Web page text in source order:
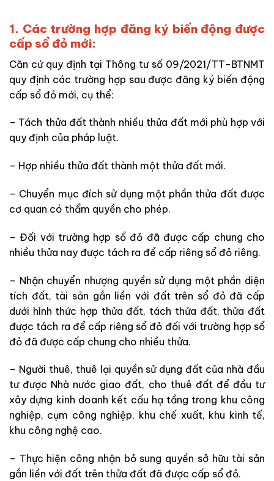
1. Các trường hợp đăng ký biến động được
cấp sổ đỏ mới:
Căn cứ quy định tại Thông tư số 09/2021/TT-BTNMT
quy định các trường hợp sau được đăng ký biến động
cấp sổ đỏ mới, cụ thể:
– Tách thửa đất thành nhiều thửa đất mới phù hợp với
quy định của pháp luật.
– Hợp nhiều thửa đất thành một thửa đất mới.
– Chuyển mục đích sử dụng một phần thửa đất được
cơ quan có thẩm quyền cho phép.
– Đối với trường hợp sổ đỏ đã được cấp chung cho
nhiều thửa nay được tách ra để cấp riêng sổ đỏ riêng.
– Nhận chuyển nhượng quyền sử dụng một phần diện
tích đất, tài sản gắn liền với đất trên sổ đỏ đã cấp
dưới hình thức hợp thửa đất, tách thửa đất, thửa đất
được tách ra để cấp riêng sổ đỏ đối với trường hợp sổ
đỏ đã được cấp chung cho nhiều thửa.
– Người thuê, thuê lại quyền sử dụng đất của nhà đầu
tư được Nhà nước giao đất, cho thuê đất để đầu tư
xây dựng kinh doanh kết cấu hạ tầng trong khu công
nghiệp, cụm công nghiệp, khu chế xuất, khu kinh tế,
khu công nghệ cao.
– Thực hiện công nhận bỏ sung quyền sở hữu tài sản
gắn liền với đất trên thửa đất đã được cấp sổ đỏ.